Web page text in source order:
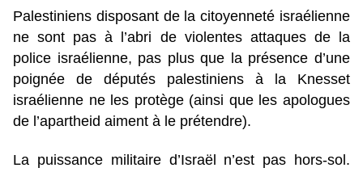
Palestiniens disposant de la citoyenneté israélienne
ne sont pas à l’abri de violentes attaques de la
police israélienne, pas plus que la présence d’une
poignée de députés palestiniens à la Knesset
israélienne ne les protège (ainsi que les apologues
de l’apartheid aiment à le prétendre).
La puissance militaire d’Israël n’est pas hors-sol.